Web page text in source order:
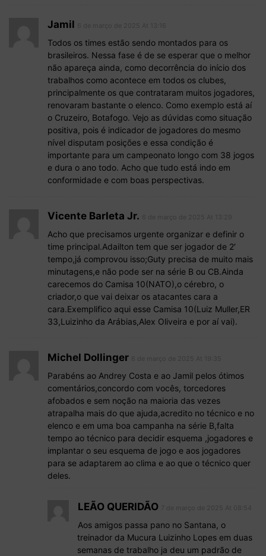
Jamil
Todos os times estão sendo montados para os
brasileiros. Nessa fase é de se esperar que o melhor
não apareça ainda, como decorrência do início dos
trabalhos como acontece em todos os clubes,
principalmente os que contrataram muitos jogadores,
renovaram bastante o elenco. Como exemplo está aí
o Cruzeiro, Botafogo. Vejo as dúvidas como situação
positiva, pois é indicador de jogadores do mesmo
nível disputam posições e essa condição é
importante para um campeonato longo com 38 jogos
e dura o ano todo. Acho que tudo está indo em
conformidade e com boas perspectivas.
Vicente Barleta Jr.
Acho que precisamos urgente organizar e definir o
time principal.Adailton tem que ser jogador de 2′
tempo,já comprovou isso;Guty precisa de muito mais
minutagens,e não pode ser na série B ou CB.Ainda
carecemos do Camisa 10(NATO),o cérebro, o
criador,o que vai deixar os atacantes cara a
cara.Exemplifico aqui esse Camisa 10(Luiz Muller,ER
33,Luizinho da Arábias,Alex Oliveira e por aí vai).
Michel Dollinger
Parabéns ao Andrey Costa e ao Jamil pelos ótimos
comentários,concordo com vocês, torcedores
afobados e sem noção na maioria das vezes
atrapalha mais do que ajuda,acredito no técnico e no
elenco e em uma boa campanha na série B,falta
tempo ao técnico para decidir esquema ,jogadores e
implantar o seu esquema de jogo e aos jogadores
para se adaptarem ao clima e ao que o técnico quer
deles.
LEÃO QUERIDÃO
Aos amigos passa pano no Santana, o
treinador da Mucura Luizinho Lopes em duas
semanas de trabalho ja deu um padrão de